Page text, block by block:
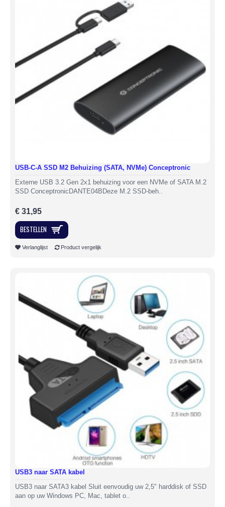
USB-C-A SSD M2 Behuizing (SATA, NVMe) Conceptronic
Externe USB 3.2 Gen 2x1 behuizing voor een NVMe of SATA M.2
SSD ConceptronicDANTE04BDeze M.2 SSD-beh..
€ 31,95
BESTELLEN
Verlanglijst Product vergelijk
USB3 naar SATA kabel
USB3 naar SATA3 kabel Sluit eenvoudig uw 2,5" harddisk of SSD
aan op uw Windows PC, Mac, tablet o..